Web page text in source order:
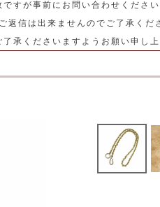
すが事前にお問い合わせください
返信は出来ませんのでご了承くだ
承くださいますようお願い申し上